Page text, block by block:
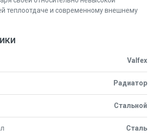
теплоотдаче и современному внешнему
Valfex
Радиатор
Стальной
Сталь